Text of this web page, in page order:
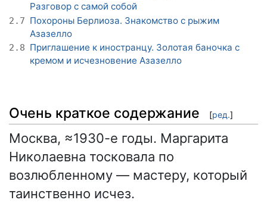
Разговор с самой собой
2.7 Похороны Берлиоза. Знакомство с рыжим
Азазелло
2.8 Приглашение к иностранцу. Золотая баночка с
кремом и исчезновение Азазелло
Очень краткое содержание [ред.]
Москва, ≈1930-е годы. Маргарита
Николаевна тосковала по
возлюбленному — мастеру, который
таинственно исчез.